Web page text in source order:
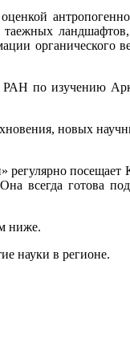
органического
РАН по изучению
новых
посещает
всегда готова
ниже.
науки в регионе.